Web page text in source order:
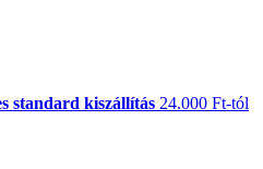
standard kiszállítás 24.000 Ft-tól